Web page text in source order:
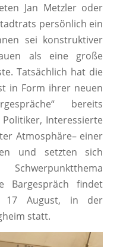
Jan Metzler oder
persönlich ein
sei konstruktiver
als eine große
Tatsächlich hat die
in Form ihrer neuen
bereits
Interessierte
Atmosphäre– einer
und setzten sich
Bargespräch findet
17 August, in der
statt.